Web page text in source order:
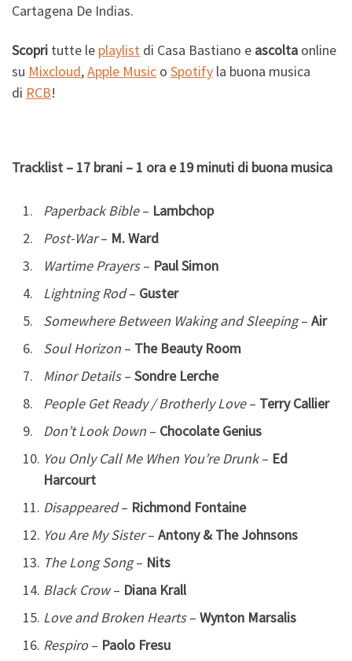
Cartagena De Indias.
Scopri tutte le playlist di Casa Bastiano e ascolta online
su Mixcloud,Apple Music o Spotify la buona musica
di RCB!
Tracklist – 17 brani – 1 ora e 19 minuti di buona musica
Paperback Bible– Lambchop
Post-War– M. Ward
Wartime Prayers– Paul Simon
Lightning Rod– Guster
Somewhere Between Waking and Sleeping– Air
Soul Horizon – The Beauty Room
Minor Details– Sondre Lerche
People Get Ready / Brotherly Love– Terry Callier
Don’t Look Down – Chocolate Genius
You Only Call Me When You’re Drunk– Ed
Harcourt
Disappeared– Richmond Fontaine
You Are My Sister– Antony & The Johnsons
The Long Song– Nits
Black Crow– Diana Krall
Love and Broken Hearts– Wynton Marsalis
Respiro– Paolo Fresu